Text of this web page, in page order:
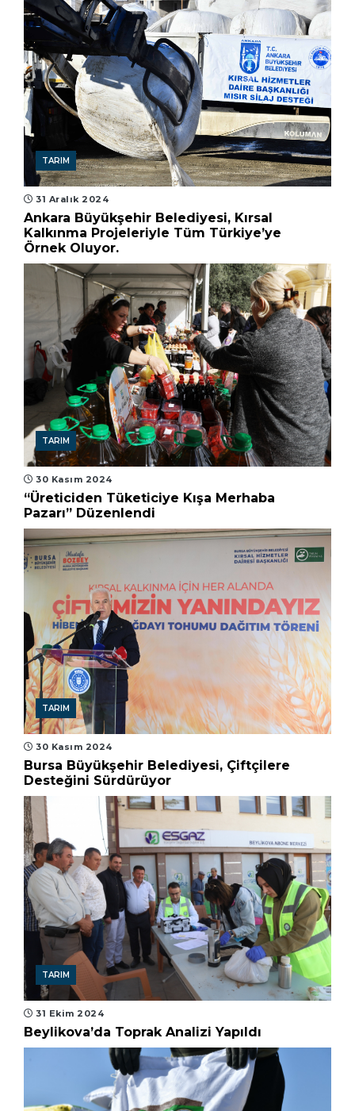
TARIM
31 Aralık 2024
Ankara Büyükşehir Belediyesi, Kırsal
Kalkınma Projeleriyle Tüm Türkiye’ye
Örnek Oluyor.
TARIM
30 Kasım 2024
“Üreticiden Tüketiciye Kışa Merhaba
Pazarı” Düzenlendi
TARIM
30 Kasım 2024
Bursa Büyükşehir Belediyesi, Çiftçilere
Desteğini Sürdürüyor
TARIM
31 Ekim 2024
Beylikova’da Toprak Analizi Yapıldı